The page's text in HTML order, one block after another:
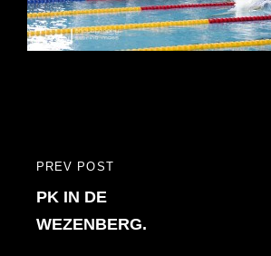
Bericht
navigatie
PREVIOUS
POST
PREV POST
PK IN DE
WEZENBERG.